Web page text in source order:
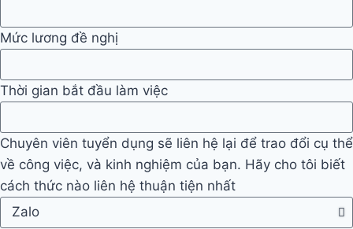
Mức lương đề nghị
Thời gian bắt đầu làm việc
Chuyên viên tuyển dụng sẽ liên hệ lại để trao đổi cụ thể
về công việc, và kinh nghiệm của bạn. Hãy cho tôi biết
cách thức nào liên hệ thuận tiện nhất